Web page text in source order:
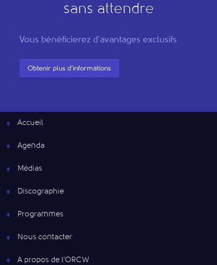
sans attendre
Vous bénéficierez d'avantages exclusifs
Obtenir plus d'informations
Accueil
Agenda
Médias
Discographie
Programmes
Nous contacter
A propos de l’ORCW